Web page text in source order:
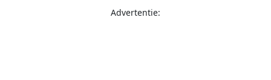
Advertentie: